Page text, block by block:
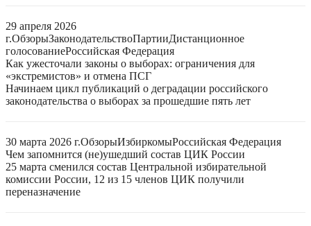
29 апреля 2026
г.ОбзорыЗаконодательствоПартииДистанционное
голосованиеРоссийская Федерация
Как ужесточали законы о выборах: ограничения для
«экстремистов» и отмена ПСГ
Начинаем цикл публикаций о деградации российского
законодательства о выборах за прошедшие пять лет
30 марта 2026 г.ОбзорыИзбиркомыРоссийская Федерация
Чем запомнится (не)ушедший состав ЦИК России
25 марта сменился состав Центральной избирательной
комиссии России, 12 из 15 членов ЦИК получили
переназначение